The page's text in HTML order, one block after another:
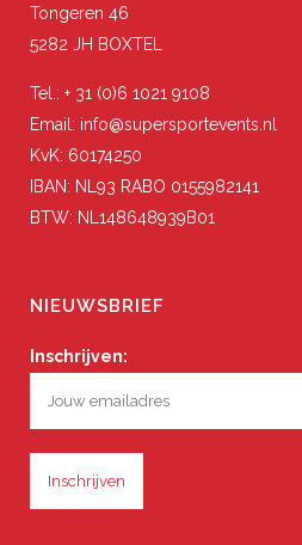
Tongeren 46
5282 JH BOXTEL
Tel.: + 31 (0)6 1021 9108
Email: info@supersportevents.nl
KvK: 60174250
IBAN: NL93 RABO 0155982141
BTW: NL148648939B01
NIEUWSBRIEF
Inschrijven: